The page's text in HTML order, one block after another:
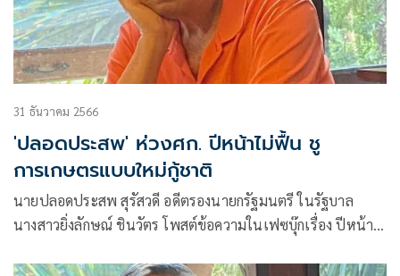
31 ธันวาคม 2566
'ปลอดประสพ' ห่วงศก. ปีหน้าไม่ฟื้น ชู
การเกษตรแบบใหม่กู้ชาติ
นายปลอดประสพ สุรัสวดี อดีตรองนายกรัฐมนตรี ในรัฐบาล
นางสาวยิ่งลักษณ์ ชินวัตร โพสต์ข้อความในเฟซบุ๊กเรื่อง ปีหน้า